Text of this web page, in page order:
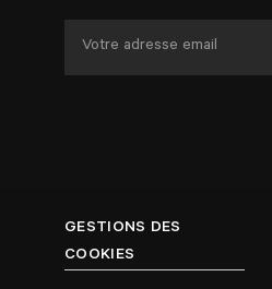
GESTIONS DES
COOKIES